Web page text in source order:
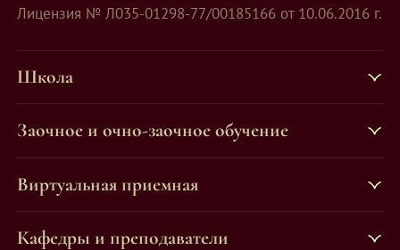
Лицензия № Л035-01298-77/00185166 от 10.06.2016 г.
Школа
Заочное и очно-заочное обучение
Виртуальная приемная
Кафедры и преподаватели